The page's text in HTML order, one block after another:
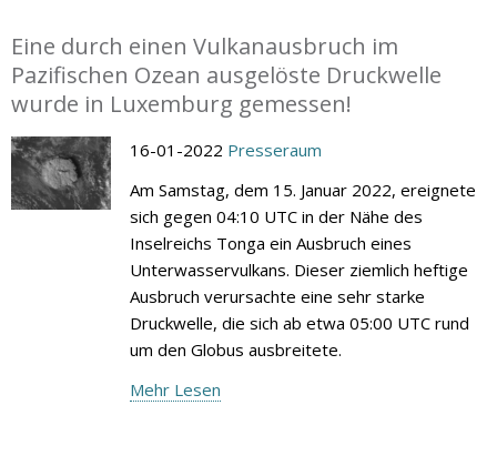
Eine durch einen Vulkanausbruch im
Pazifischen Ozean ausgelöste Druckwelle
wurde in Luxemburg gemessen!
16-01-2022 Presseraum
Am Samstag, dem 15. Januar 2022, ereignete
sich gegen 04:10 UTC in der Nähe des
Inselreichs Tonga ein Ausbruch eines
Unterwasservulkans. Dieser ziemlich heftige
Ausbruch verursachte eine sehr starke
Druckwelle, die sich ab etwa 05:00 UTC rund
um den Globus ausbreitete.
Mehr Lesen